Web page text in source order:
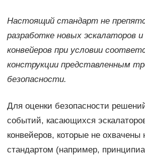
Настоящий стандарт не
разработке новых эскалаторов и
конвейеров при условии
конструкции представленным
безопасности.
Для оценки безопасности
событий, касающихся
конвейеров, которые не
стандартом (например,